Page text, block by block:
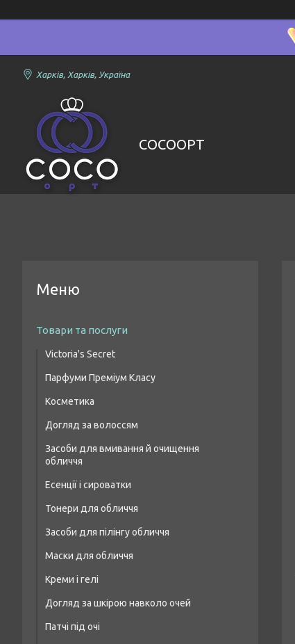
Харків, Харків, Україна
COCOOPT
Товари та послуги
Victoria's Secret
Парфумовані набори
Парфумований спрей для тіла
Парфуми Преміум Класу
Жіночі парфуми преміум класу
Чоловіча парфумована вода преміум
Парфумерія унісекс преміум класу
Косметика
Макіяж очей
Макіяж брів
Догляд за волоссям
Шампуні для волосся
голови
Маски для волосся
Масло для волосся
Засоби для вмивання й очищення
обличчя
Есенції і сироватки
Тонери для обличчя
Засоби для пілінгу обличчя
Маски для обличчя
Креми і гелі
Догляд за шкірою навколо очей
Патчі під очі